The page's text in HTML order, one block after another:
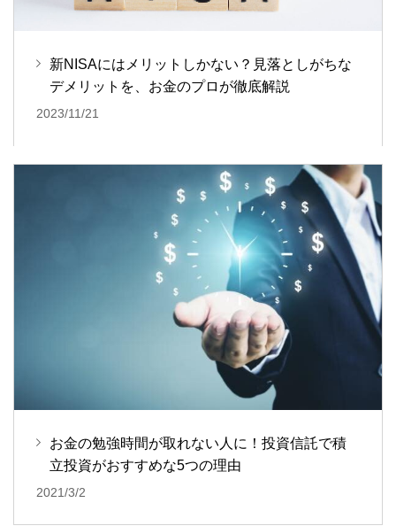
新NISAにはメリットしかない？見落としがちな
デメリットを、お金のプロが徹底解説
2023/11/21
お金の勉強時間が取れない人に！投資信託で積
立投資がおすすめな5つの理由
2021/3/2